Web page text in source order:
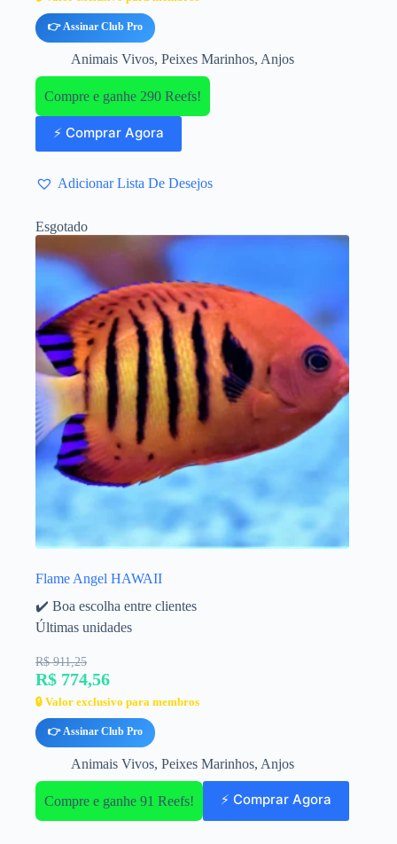
👉 Assinar Club Pro
Animais Vivos, Peixes Marinhos, Anjos
Compre e ganhe 290 Reefs!
⚡ Comprar Agora
Adicionar Lista De Desejos
Esgotado
Flame Angel HAWAII
✔️ Boa escolha entre clientes
Últimas unidades
R$ 911,25
R$ 774,56
🔒 Valor exclusivo para membros
👉 Assinar Club Pro
Animais Vivos, Peixes Marinhos, Anjos
Compre e ganhe 91 Reefs! ⚡ Comprar Agora